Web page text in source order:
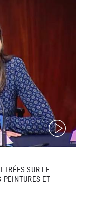
(video)
SUR LE
PEINTURES ET